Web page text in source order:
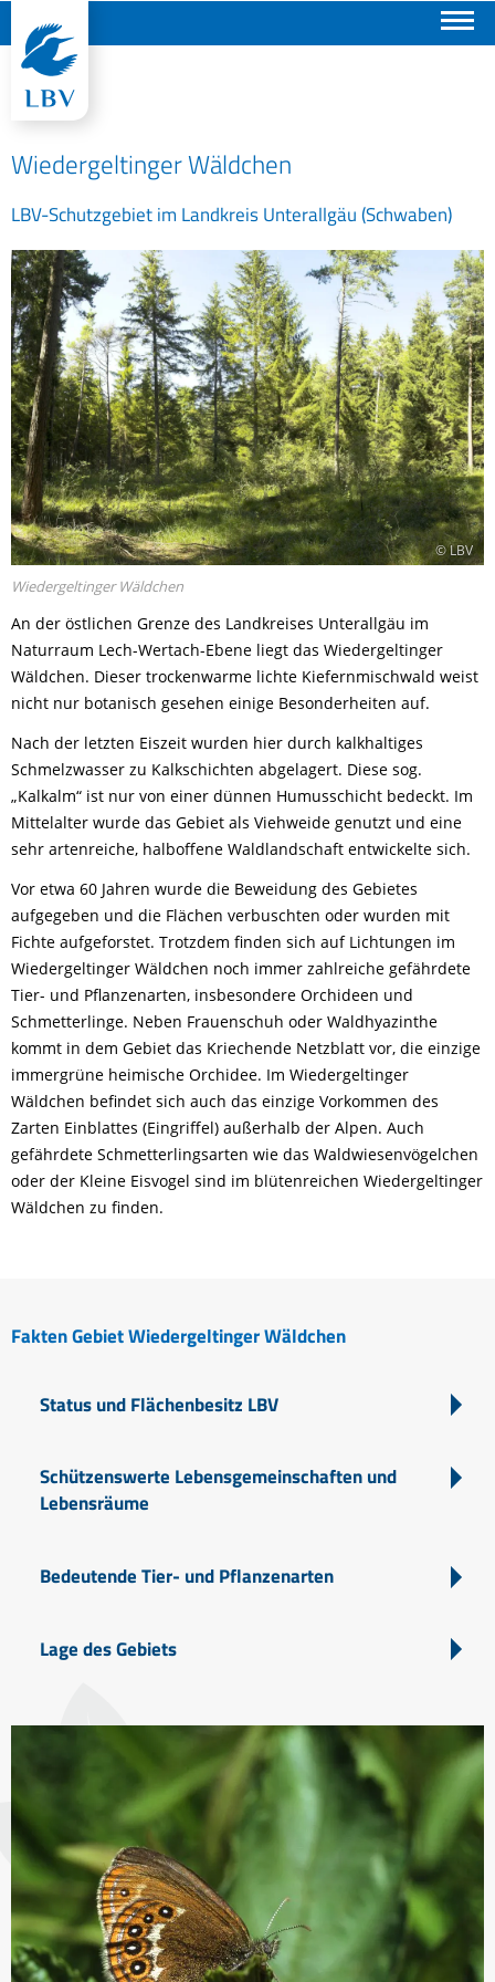
Wiedergeltinger Wäldchen
LBV-Schutzgebiet im Landkreis Unterallgäu (Schwaben)
© LBV
Wiedergeltinger Wäldchen
An der östlichen Grenze des Landkreises Unterallgäu im
Naturraum Lech-Wertach-Ebene liegt das Wiedergeltinger
Wäldchen. Dieser trockenwarme lichte Kiefernmischwald weist
nicht nur botanisch gesehen einige Besonderheiten auf.
Nach der letzten Eiszeit wurden hier durch kalkhaltiges
Schmelzwasser zu Kalkschichten abgelagert. Diese sog.
„Kalkalm“ ist nur von einer dünnen Humusschicht bedeckt. Im
Mittelalter wurde das Gebiet als Viehweide genutzt und eine
sehr artenreiche, halboffene Waldlandschaft entwickelte sich.
Vor etwa 60 Jahren wurde die Beweidung des Gebietes
aufgegeben und die Flächen verbuschten oder wurden mit
Fichte aufgeforstet. Trotzdem finden sich auf Lichtungen im
Wiedergeltinger Wäldchen noch immer zahlreiche gefährdete
Tier- und Pflanzenarten, insbesondere Orchideen und
Schmetterlinge. Neben Frauenschuh oder Waldhyazinthe
kommt in dem Gebiet das Kriechende Netzblatt vor, die einzige
immergrüne heimische Orchidee. Im Wiedergeltinger
Wäldchen befindet sich auch das einzige Vorkommen des
Zarten Einblattes (Eingriffel) außerhalb der Alpen. Auch
gefährdete Schmetterlingsarten wie das Waldwiesenvögelchen
oder der Kleine Eisvogel sind im blütenreichen Wiedergeltinger
Wäldchen zu finden.
Fakten Gebiet Wiedergeltinger Wäldchen
Status und Flächenbesitz LBV
Schützenswerte Lebensgemeinschaften und
Lebensräume
Bedeutende Tier- und Pflanzenarten
Lage des Gebiets